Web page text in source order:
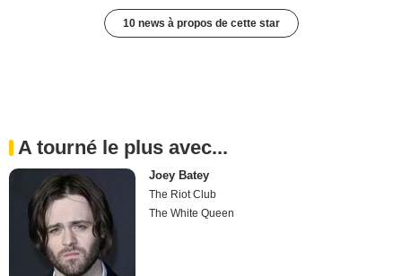
10 news à propos de cette star
A tourné le plus avec...
Joey Batey
The Riot Club
The White Queen